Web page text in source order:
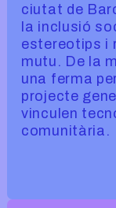
ciutat de
la inclusió
estereotips i
mutu. De la
una ferma
projecte
vinculen
comunitària.